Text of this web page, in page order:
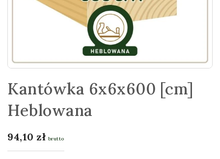
Kantówka 6x6x600 [cm]
Heblowana
94,10 zł brutto